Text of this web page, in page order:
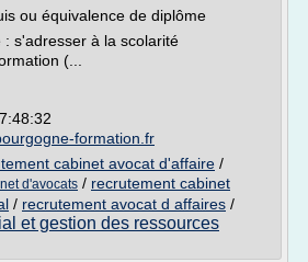
ou équivalence de diplôme
s'adresser à la scolarité
(...
formation.fr
cabinet avocat d'affaire /
d'avocats / recrutement cabinet
/ recrutement avocat d affaires /
et gestion des ressources